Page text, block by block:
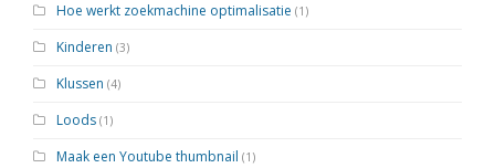
Hoe werkt zoekmachine optimalisatie (1)
Kinderen (3)
Klussen (4)
Loods (1)
Maak een Youtube thumbnail (1)